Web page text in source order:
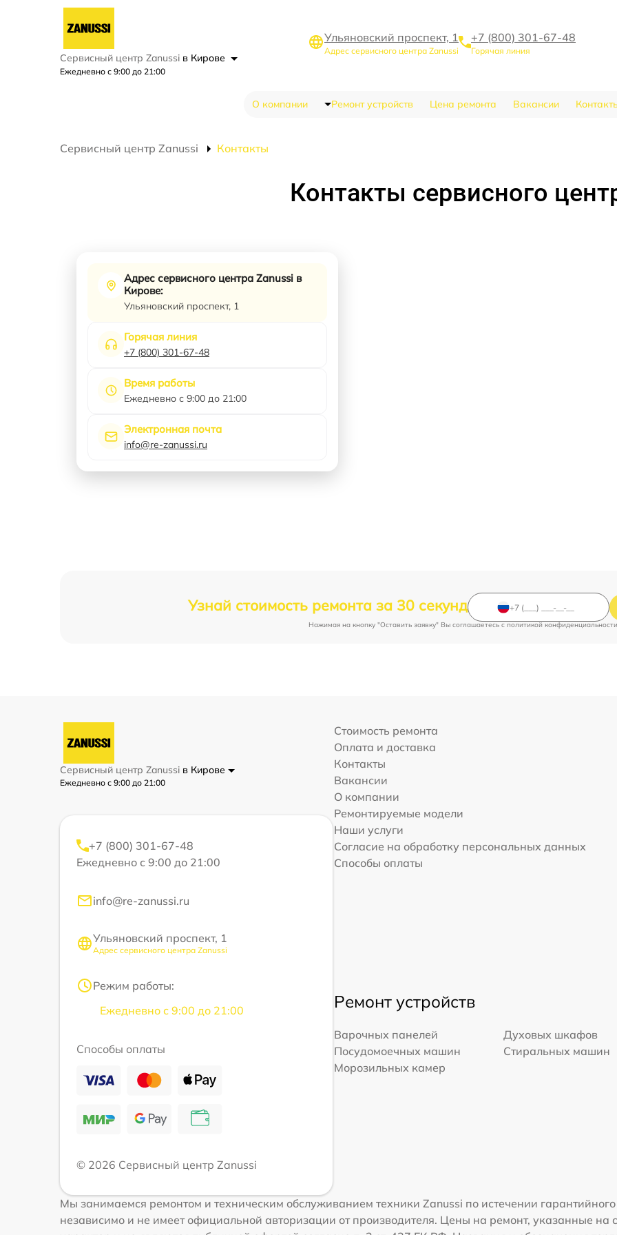
Сервисный центр Zanussi в Кирове
Ежедневно с 9:00 до 21:00
Ульяновский проспект, 1
Адрес сервисного центра Zanussi
+7 (800) 301-67-48
Горячая линия
О компании Ремонт устройств Цена ремонта Вакансии
Сервисный центр Zanussi Контакты
Контакты сервисного
Адрес сервисного центра Zanussi в
Кирове:
Ульяновский проспект, 1
Горячая линия
+7 (800) 301-67-48
Время работы
Ежедневно с 9:00 до 21:00
Электронная почта
info@re-zanussi.ru
Узнай стоимость ремонта за 30 секунд
Нажимая на кнопку "Оставить заявку" Вы соглашаетесь cполитикой конфиденциальности
Сервисный центр Zanussi в Кирове
Ежедневно с 9:00 до 21:00
+7 (800) 301-67-48
Ежедневно с 9:00 до 21:00
info@re-zanussi.ru
Ульяновский проспект, 1
Адрес сервисного центра Zanussi
Режим работы:
Ежедневно с 9:00 до 21:00
Способы оплаты
© 2026 Сервисный центр Zanussi
Стоимость ремонта
Оплата и доставка
Контакты
Вакансии
О компании
Ремонтируемые модели
Наши услуги
Согласие на обработку персональных данных
Способы оплаты
Ремонт устройств
Варочных панелей
Духовых шкафов
Посудомоечных машин
Стиральных машин
Морозильных камер
Мы занимаемся ремонтом и техническим обслуживанием техники Zanussi по истечении
независимо и не имеет официальной авторизации от производителя. Цены на ремонт, указанные на